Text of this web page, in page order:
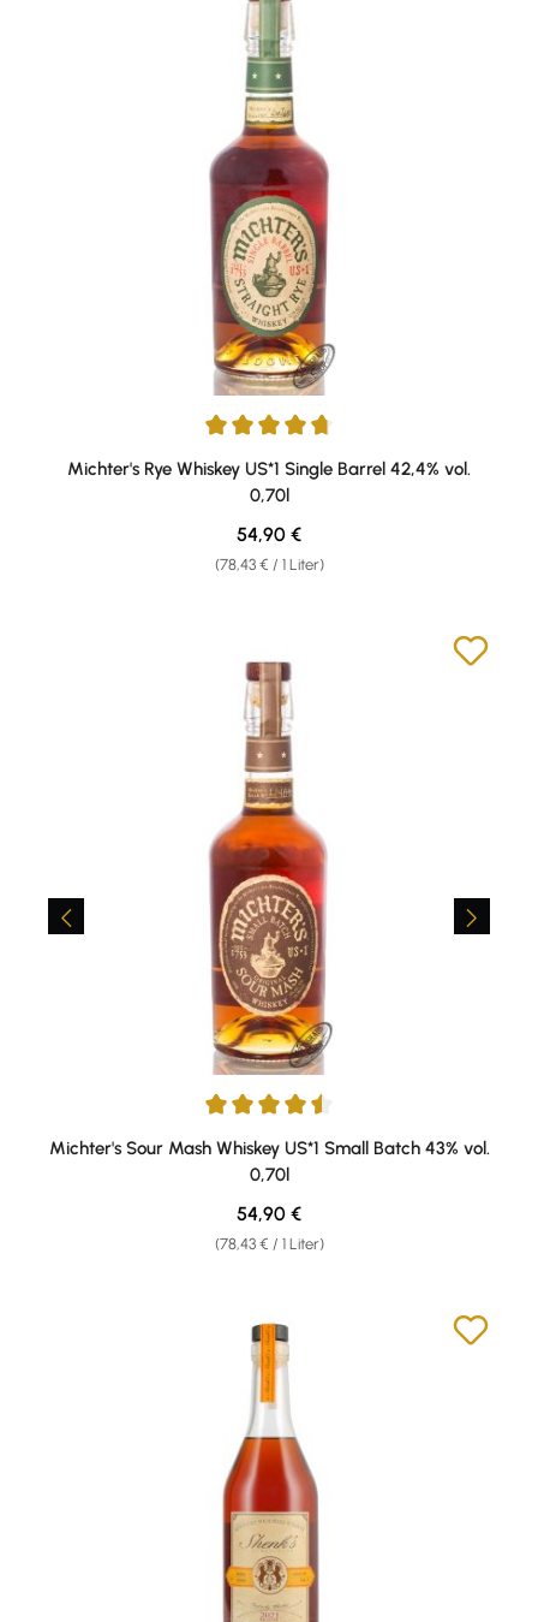
Durchschnittliche Bewertung von 4.73 von 5 Sternen
Michter's Rye Whiskey US*1 Single Barrel 42,4% vol.
0,70l
(78,43 € / 1 Liter)
Regulärer Preis:
54,90 €
Durchschnittliche Bewertung von 4.57 von 5 Sternen
Michter's Sour Mash Whiskey US*1 Small Batch 43% vol.
0,70l
(78,43 € / 1 Liter)
Regulärer Preis:
54,90 €